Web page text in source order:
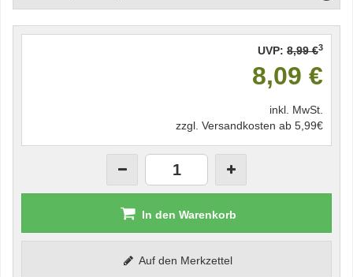
UVP: 8,99 €3
8,09 €
inkl. MwSt.
zzgl. Versandkosten ab 5,99€
In den Warenkorb
Auf den Merkzettel